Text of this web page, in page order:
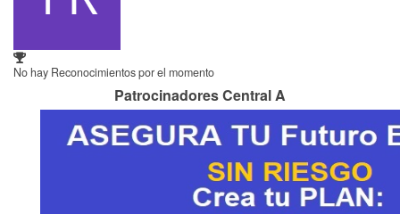
No hay Reconocimientos por el momento
Patrocinadores Central A